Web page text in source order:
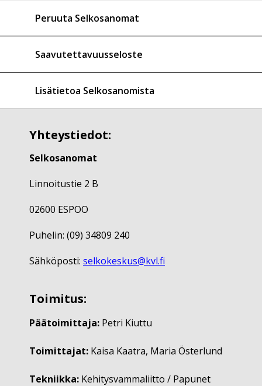
Peruuta Selkosanomat
Saavutettavuusseloste
Lisätietoa Selkosanomista
Yhteystiedot:
Selkosanomat
Linnoitustie 2 B
02600 ESPOO
Puhelin: (09) 34809 240
Sähköposti: selkokeskus@kvl.fi
Toimitus:
Päätoimittaja: Petri Kiuttu
Toimittajat: Kaisa Kaatra, Maria Österlund
Tekniikka: Kehitysvammaliitto / Papunet